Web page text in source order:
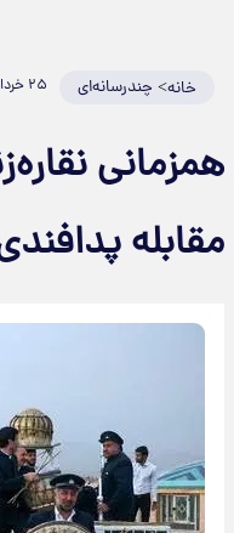
خانه> چندرسانه‌ای ۲۵ خرداد ۱۴۰۴
همزمانی
مقابله